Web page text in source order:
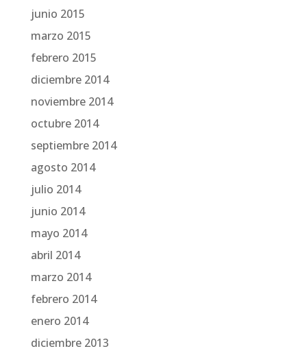
junio 2015
marzo 2015
febrero 2015
diciembre 2014
noviembre 2014
octubre 2014
septiembre 2014
agosto 2014
julio 2014
junio 2014
mayo 2014
abril 2014
marzo 2014
febrero 2014
enero 2014
diciembre 2013